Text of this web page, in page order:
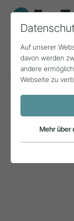
Auf unserer
davon werden
andere
Webseite zu
Mehr über